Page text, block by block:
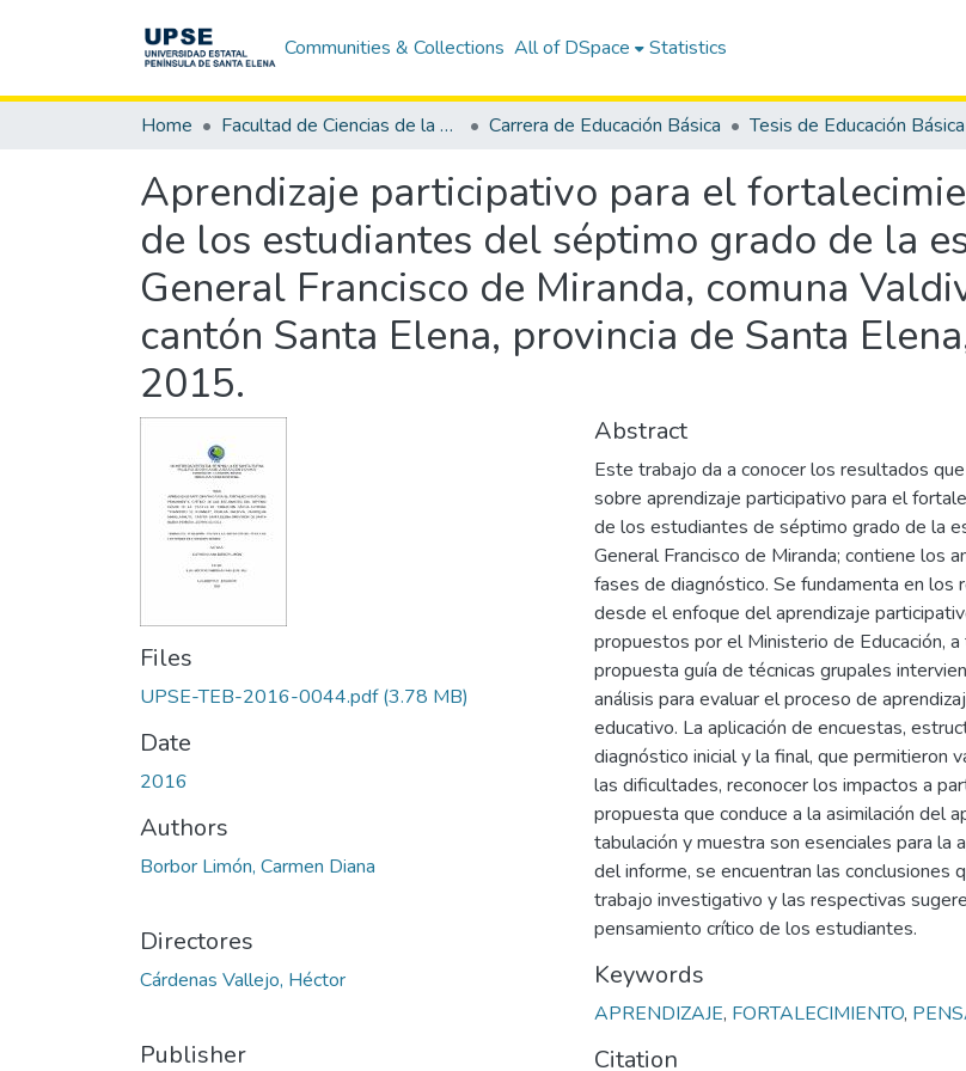
Communities & Collections All of DSpace Statistics
Home Facultad de Ciencias de la Educación e Idiomas Carrera de Educación Básica Tesis de Educación Básica
Aprendizaje participativo para el
de los estudiantes del séptimo grado de la
General Francisco de Miranda, comuna
cantón Santa Elena, provincia de Santa
2015.
Files
UPSE-TEB-2016-0044.pdf(3.78 MB)
Date
2016
Authors
Borbor Limón, Carmen Diana
Directores
Cárdenas Vallejo, Héctor
Publisher
Abstract
Este trabajo da a conocer los resultados
sobre aprendizaje participativo para el
de los estudiantes de séptimo grado de la
General Francisco de Miranda; contiene los
fases de diagnóstico. Se fundamenta en
desde el enfoque del aprendizaje
propuestos por el Ministerio de Educación,
propuesta guía de técnicas grupales
análisis para evaluar el proceso de
educativo. La aplicación de encuestas,
diagnóstico inicial y la final, que permitieron
las dificultades, reconocer los impactos a
propuesta que conduce a la asimilación del
tabulación y muestra son esenciales para la
del informe, se encuentran las conclusiones
trabajo investigativo y las respectivas
pensamiento crítico de los estudiantes.
Keywords
APRENDIZAJE, FORTALECIMIENTO,
Citation